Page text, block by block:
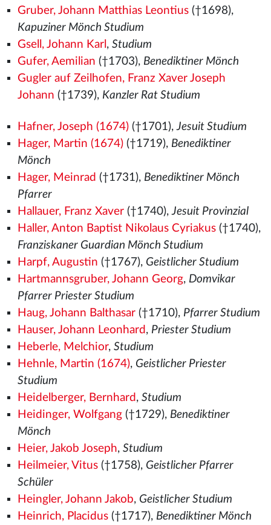
Gruber, Johann Matthias Leontius(†1698),
Kapuziner Mönch Studium
Gsell, Johann Karl , Studium
Gufer, Aemilian (†1703), Benediktiner Mönch
Gugler auf Zeilhofen, Franz Xaver Joseph
Johann (†1739), Kanzler Rat Studium
Hafner, Joseph (1674)(†1701),Jesuit Studium
Hager, Martin (1674)(†1719), Benediktiner
Mönch
Hager, Meinrad (†1731), Benediktiner Mönch
Pfarrer
Hallauer, Franz Xaver(†1740),Jesuit Provinzial
Haller, Anton Baptist Nikolaus Cyriakus(†1740),
Franziskaner Guardian Mönch Studium
Harpf, Augustin (†1767), Geistlicher Studium
Hartmannsgruber, Johann Georg, Domvikar
Pfarrer Priester Studium
Haug, Johann Balthasar(†1710), Pfarrer Studium
Hauser, Johann Leonhard , Priester Studium
Heberle, Melchior, Studium
Hehnle, Martin (1674), Geistlicher Priester
Studium
Heidelberger, Bernhard , Studium
Heidinger, Wolfgang(†1729), Benediktiner
Mönch
Heier, Jakob Joseph, Studium
Heilmeier, Vitus(†1758), Geistlicher Pfarrer
Schüler
Heingler, Johann Jakob, Geistlicher Studium
Heinrich, Placidus(†1717), Benediktiner Mönch